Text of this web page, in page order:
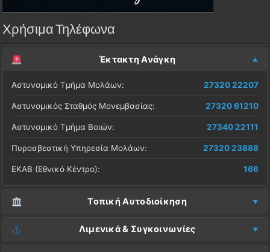
Χρήσιμα Τηλέφωνα
Έκτακτη Ανάγκη
Αστυνομικό Τμήμα Μολάων: 27320 22207
Αστυνομικός Σταθμός Μονεμβασίας: 27320 61210
Αστυνομικό Τμήμα Βοιών: 27340 22111
Πυροσβεστική Υπηρεσία Μολάων: 27320 23888
ΕΚΑΒ (Εθνικό Κέντρο): 166
Τοπική Αυτοδιοίκηση
Δήμος Μονεμβασίας (Έδρα):
Λιμενικά & Συγκοινωνίες